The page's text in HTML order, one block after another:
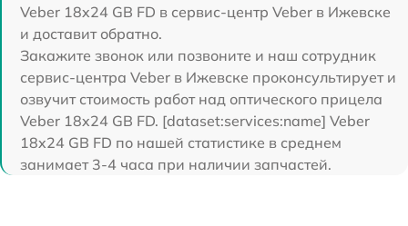
Veber 18x24 GB FD в сервис-центр Veber в Ижевске
и доставит обратно.
Закажите звонок или позвоните и наш сотрудник
сервис-центра Veber в Ижевске проконсультирует и
озвучит стоимость работ над оптического прицела
Veber 18x24 GB FD. [dataset:services:name] Veber
18x24 GB FD по нашей статистике в среднем
занимает 3-4 часа при наличии запчастей.